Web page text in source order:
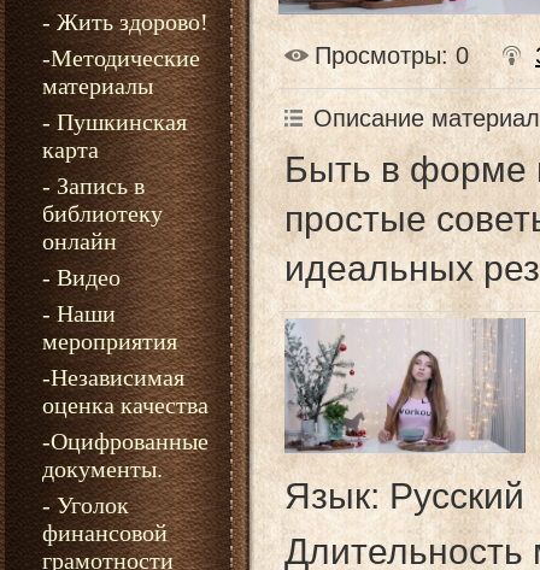
- Жить здорово!
-Методические
материалы
- Пушкинская
карта
- Запись в
библиотеку
онлайн
- Видео
- Наши
мероприятия
-Независимая
оценка качества
-Оцифрованные
документы.
- Уголок
финансовой
грамотности
Просмотры: 0
Описание
Быть в форме
простые
идеальных
Язык: Русский
Длительность